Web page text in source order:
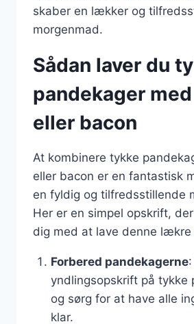
skaber en lækker og
morgenmad.
Sådan laver du
pandekager
eller bacon
At kombinere tykke
eller bacon er en fantastisk
en fyldig og tilfredsstillende
Her er en simpel opskrift,
dig med at lave denne lækre
Forbered pandekagerne:
yndlingsopskrift på tykke
og sørg for at have alle
klar.